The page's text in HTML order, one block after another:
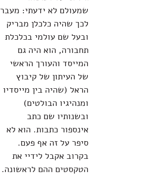
שמעולם לא ידעתי: מעבר
לכך שהיה כלכלן מבריק
ובעל שם עולמי בכלכלת
תחבורה, הוא היה גם
המייסד והעורך הראשי
של העיתון של קיבוץ
הראל (שהיה בין מייסדיו
ומנהיגיו הבולטים)
ובשנותיו שם כתב
אינספור כתבות. הוא לא
סיפר על זה אף פעם.
בקרוב אקבל לידיי את
הטקסטים ההם לראשונה.